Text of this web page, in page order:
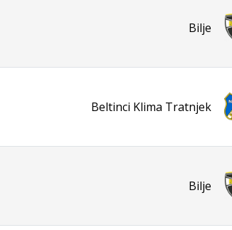
Bilje
Beltinci Klima Tratnjek
Bilje